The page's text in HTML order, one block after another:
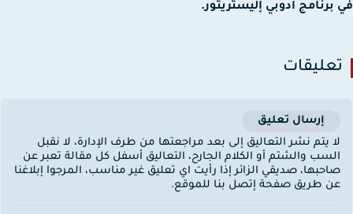
أدوبي إليستريتور.
إرسال تعليق
يتم نشر التعاليق إلى بعد مراجعتها من طرف الإدارة، لا نقبل
والشتم أو الكلام الجارح، التعاليق أسفل كل مقالة تعبر عن
صديقي الزائر إذا رأيت اي تعليق غير مناسب، المرجوا إبلاغنا
طريق صفحة إتصل بنا للموقع.